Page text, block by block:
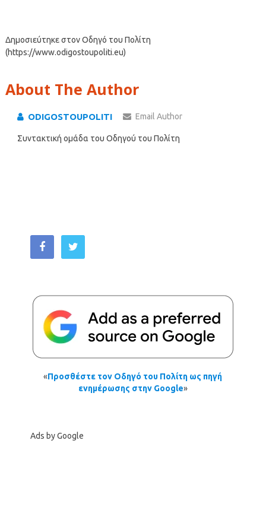
Δημοσιεύτηκε στον Οδηγό του Πολίτη
(https://www.odigostoupoliti.eu)
About The Author
ODIGOSTOUPOLITI Email Author
Συντακτική ομάδα του Οδηγού του Πολίτη
«Προσθέστε τον Οδηγό του Πολίτη ως πηγή
ενημέρωσης στην Google»
Ads by Google